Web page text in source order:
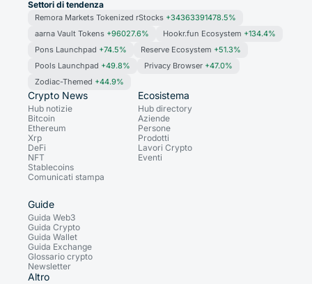
Settori di tendenza
Remora Markets Tokenized rStocks +34363391478.5%
aarna Vault Tokens +96027.6% Hookr.fun Ecosystem +134.4%
Pons Launchpad +74.5% Reserve Ecosystem +51.3%
Pools Launchpad +49.8% Privacy Browser +47.0%
Zodiac-Themed +44.9%
Crypto News
Hub notizie
Bitcoin
Ethereum
Xrp
DeFi
NFT
Stablecoins
Comunicati stampa
Ecosistema
Hub directory
Aziende
Persone
Prodotti
Lavori Crypto
Eventi
Guide
Guida Web3
Guida Crypto
Guida Wallet
Guida Exchange
Glossario crypto
Newsletter
Altro